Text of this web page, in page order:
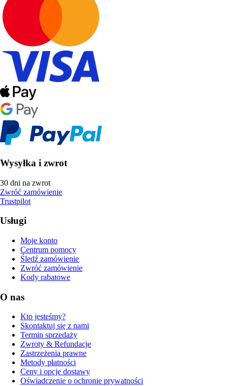
Wysyłka i zwrot
30 dni na zwrot
Zwróć zamówienie
Trustpilot
Usługi
Moje konto
Centrum pomocy
Śledź zamówienie
Zwróć zamówienie
Kody rabatowe
O nas
Kto jesteśmy?
Skontaktuj się z nami
Termin sprzedaży
Zwroty & Refundacje
Zastrzeżenia prawne
Metody płatności
Ceny i opcje dostawy
Oświadczenie o ochronie prywatności